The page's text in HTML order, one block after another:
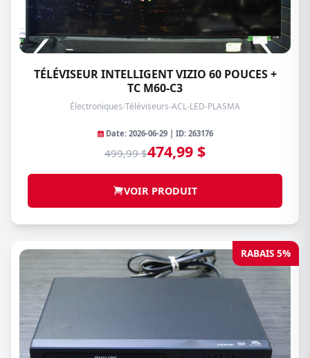
TÉLÉVISEUR INTELLIGENT VIZIO 60 POUCES +
TC M60-C3
Électroniques/Téléviseurs-ACL-LED-PLASMA
Date: 2026-06-29 | ID: 263176
499,99 $474,99 $
VOIR PRODUIT
RABAIS 5%